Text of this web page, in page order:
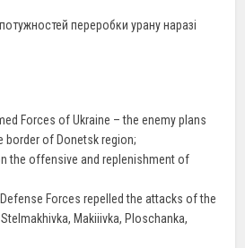
переробки урану наразі
Forces of Ukraine – the enemy plans
border of Donetsk region;
the offensive and replenishment of
Forces repelled the attacks of the
Makiiivka, Ploschanka,